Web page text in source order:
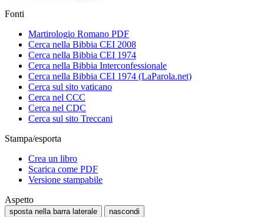
Fonti
Martirologio Romano PDF
Cerca nella Bibbia CEI 2008
Cerca nella Bibbia CEI 1974
Cerca nella Bibbia Interconfessionale
Cerca nella Bibbia CEI 1974 (LaParola.net)
Cerca sul sito vaticano
Cerca nel CCC
Cerca nel CDC
Cerca sul sito Treccani
Stampa/esporta
Crea un libro
Scarica come PDF
Versione stampabile
Aspetto
sposta nella barra laterale nascondi